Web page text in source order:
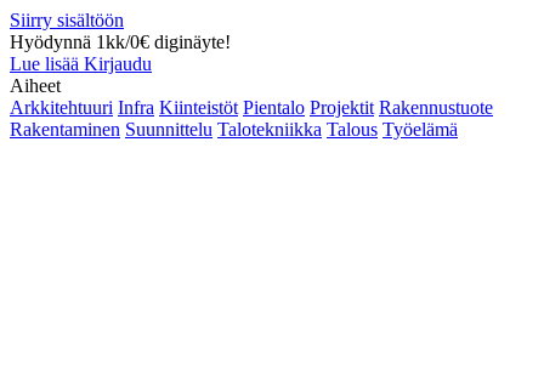
Siirry sisältöön
Hyödynnä 1kk/0€ diginäyte!
Lue lisää Kirjaudu
Aiheet
Arkkitehtuuri Infra Kiinteistöt Pientalo Projektit Rakennustuote
Rakentaminen Suunnittelu Talotekniikka Talous Työelämä